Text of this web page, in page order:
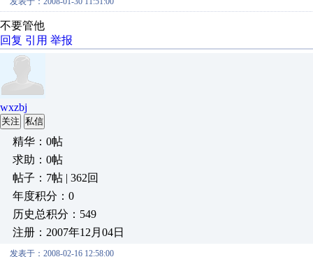
不要管他
回复 引用 举报
wxzbj
关注 私信
精华：0帖
求助：0帖
帖子：7帖 | 362回
年度积分：0
历史总积分：549
注册：2007年12月04日
发表于：2008-02-16 12:58:00